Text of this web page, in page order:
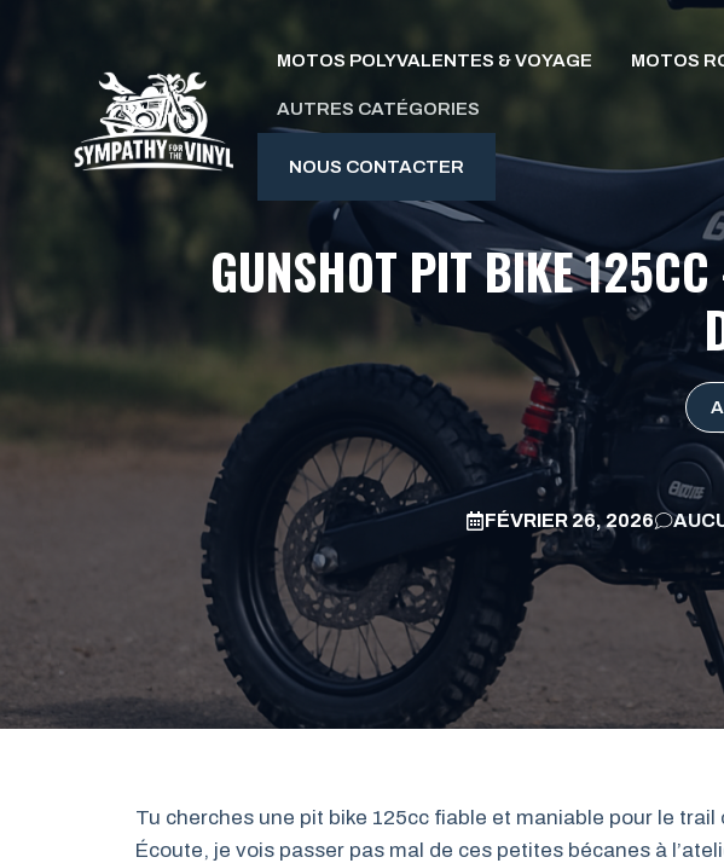
MOTOS POLYVALENTES & VOYAGE MOTOS
AUTRES CATÉGORIES
NOUS CONTACTER
GUNSHOT PIT BIKE
FÉVRIER 26, 2026
Tu cherches une pit bike 125cc fiable et maniable pour le trail
Écoute, je vois passer pas mal de ces petites bécanes à